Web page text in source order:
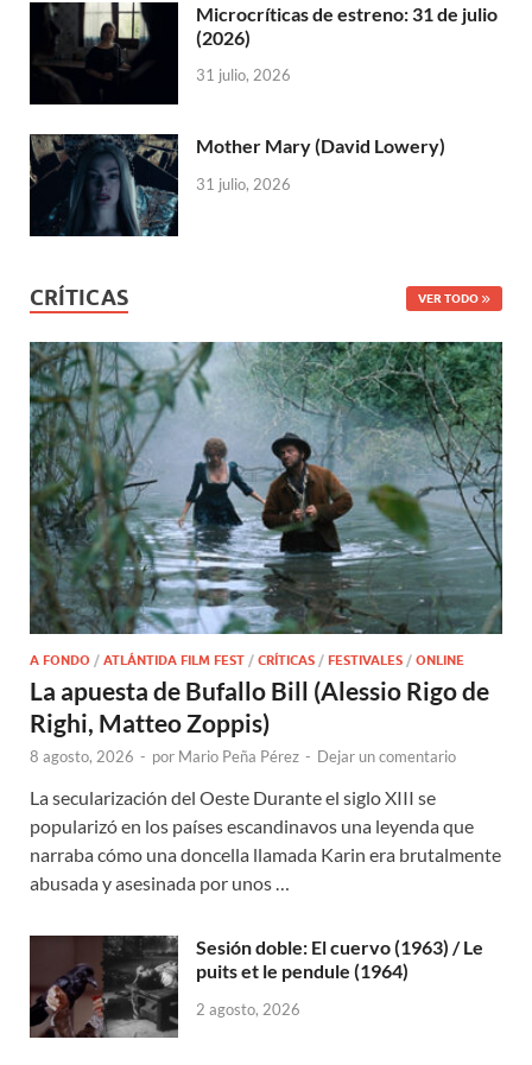
Microcríticas de estreno: 31 de julio
(2026)
31 julio, 2026
Mother Mary (David Lowery)
31 julio, 2026
CRÍTICAS VER TODO
A FONDO / ATLÁNTIDA FILM FEST / CRÍTICAS / FESTIVALES / ONLINE
La apuesta de Bufallo Bill (Alessio Rigo de
Righi, Matteo Zoppis)
8 agosto, 2026 - por Mario Peña Pérez - Dejar un comentario
La secularización del Oeste Durante el siglo XIII se
popularizó en los países escandinavos una leyenda que
narraba cómo una doncella llamada Karin era brutalmente
abusada y asesinada por unos …
Sesión doble: El cuervo (1963) / Le
puits et le pendule (1964)
2 agosto, 2026